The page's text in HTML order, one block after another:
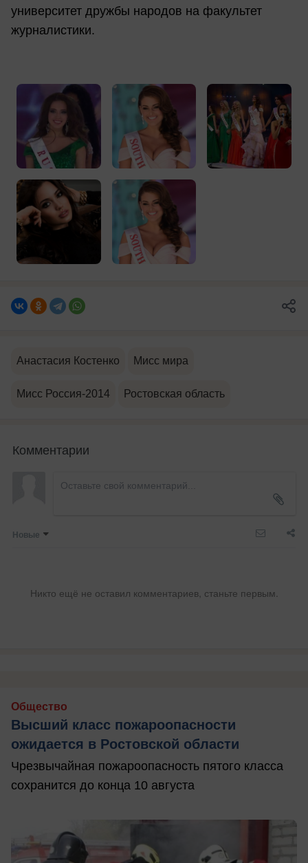
университет дружбы народов на факультет
журналистики.
Анастасия Костенко Мисс мира
Мисс Россия-2014 Ростовская область
Комментарии
Новые
Никто ещё не оставил комментариев, станьте первым.
Общество
Высший класс пожароопасности
ожидается в Ростовской области
Чрезвычайная пожароопасность пятого класса
сохранится до конца 10 августа